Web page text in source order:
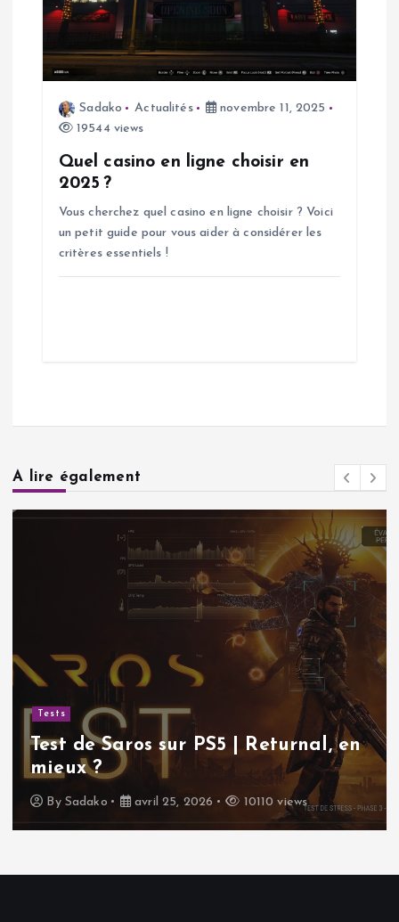
Sadako Actualités
novembre 11, 2025
19544 views
Quel casino en ligne choisir en
2025 ?
Vous cherchez quel casino en ligne choisir ? Voici
un petit guide pour vous aider à considérer les
critères essentiels !
A lire également
Tests
Test de Saros sur PS5 | Returnal, en
mieux ?
By Sadako avril 25, 2026 10110 views